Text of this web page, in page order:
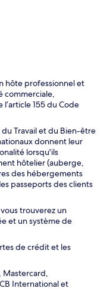
hôte professionnel et
commerciale,
155 du Code
du Travail et du Bien-être
donnent leur
lorsqu'ils
hôtelier (auberge,
des hébergements
passeports des clients
trouverez un
et un système de
de crédit et les
Mastercard,
International et